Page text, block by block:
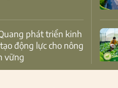
động lực cho nông
vững